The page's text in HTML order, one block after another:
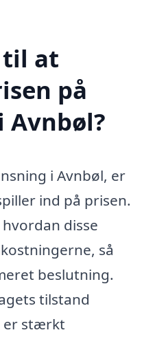
til at
på
i Avnbøl, er
ind på prisen.
disse
så
beslutning.
tilstand
er stærkt